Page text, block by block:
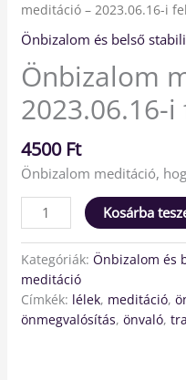
meditáció – 2023.06.16-i
Önbizalom és belső
Önbizalom
2023.06.16-
4500 Ft
Önbizalom meditáció,
Kosárba
Kategóriák:Önbizalom és
meditáció
Címkék: lélek, meditáció,
önmegvalósítás,önvaló,